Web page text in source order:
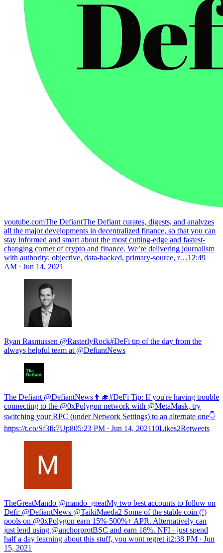
youtube.comThe DefiantThe Defiant curates, digests, and analyzes
all the major developments in decentralized finance, so that you can
stay informed and smart about the most cutting-edge and fastest-
changing corner of crypto and finance. We’re delivering journalism
with authority; objective, data-backed, primary-source, r…12:49
AM ∙ Jun 14, 2021
Ryan Rasmussen @RasterlyRock#DeFi tip of the day from the
always helpful team at @DefiantNews
The Defiant @DefiantNews👨‍🎓#DeFi Tip: If you're having trouble
connecting to the @0xPolygon network with @MetaMask, try
switching your RPC (under Network Settings) to an alternate one👇
https://t.co/Sf3fk7Up805:23 PM ∙ Jun 14, 202110Likes2Retweets
TheGreatMando @mando_greatMy two best accounts to follow on
Defi: @DefiantNews @TaikiMaeda2 Some of the stable coin (!)
pools on @0xPolygon earn 15%-500%+ APR. Alternatively can
just lend using @anchorprotBSC and earn 18%. NFI - just spend
half a day learning about this stuff, you wont regret it2:38 PM ∙ Jun
15, 2021